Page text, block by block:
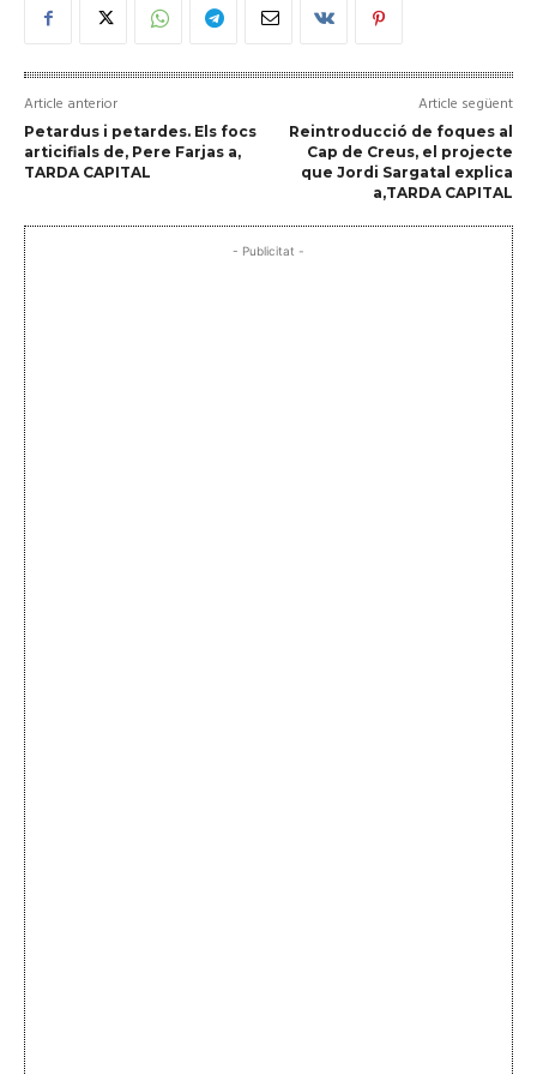
Article anterior
Petardus i petardes. Els focs
articifials de, Pere Farjas a,
TARDA CAPITAL
Article següent
Reintroducció de foques al
Cap de Creus, el projecte
que Jordi Sargatal explica
a,TARDA CAPITAL
- Publicitat -